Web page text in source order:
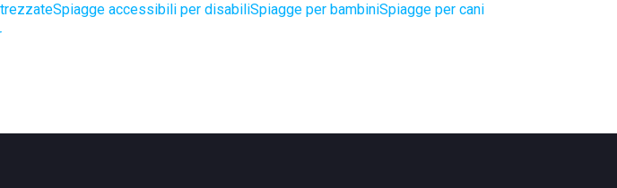
Spiagge accessibili per disabiliSpiagge per bambiniSpiagge per cani